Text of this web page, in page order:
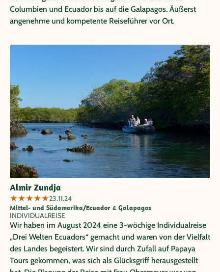
Columbien und Ecuador bis auf die Galapagos. Äußerst
angenehme und kompetente Reiseführer vor Ort.
Almir Zundja
★★★★★23.11.24
Mittel- und Südamerika/Ecuador & Galapagos
INDIVIDUALREISE
Wir haben im August 2024 eine 3-wöchige Individualreise
„Drei Welten Ecuadors“ gemacht und waren von der Vielfalt
des Landes begeistert. Wir sind durch Zufall auf Papaya
Tours gekommen, was sich als Glücksgriff herausgestellt